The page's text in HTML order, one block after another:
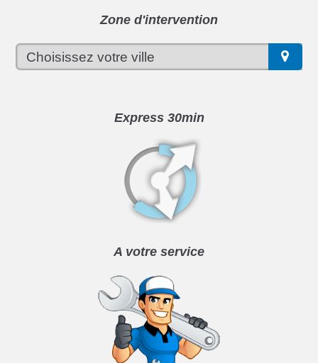
Zone d'intervention
Express 30min
A votre service